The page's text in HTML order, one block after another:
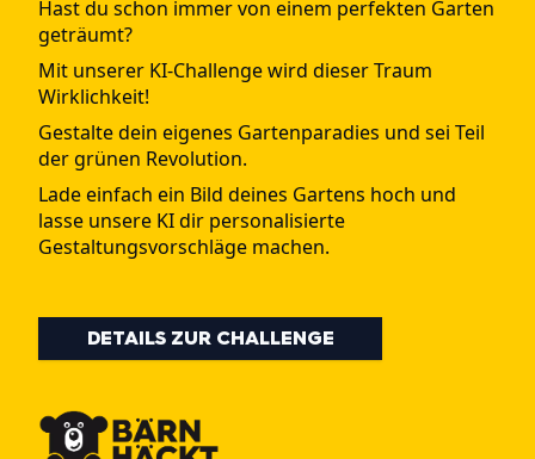
Hast du schon immer von einem perfekten Garten
geträumt?
Mit unserer KI-Challenge wird dieser Traum
Wirklichkeit!
Gestalte dein eigenes Gartenparadies und sei Teil
der grünen Revolution.
Lade einfach ein Bild deines Gartens hoch und
lasse unsere KI dir personalisierte
Gestaltungsvorschläge machen.
DETAILS ZUR CHALLENGE